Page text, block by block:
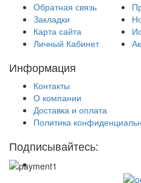
Обратная связь
Закладки
Карта сайта
Личный Кабинет
Информация
Контакты
О компании
Доставка и оплата
Политика
Подписывайтесь: